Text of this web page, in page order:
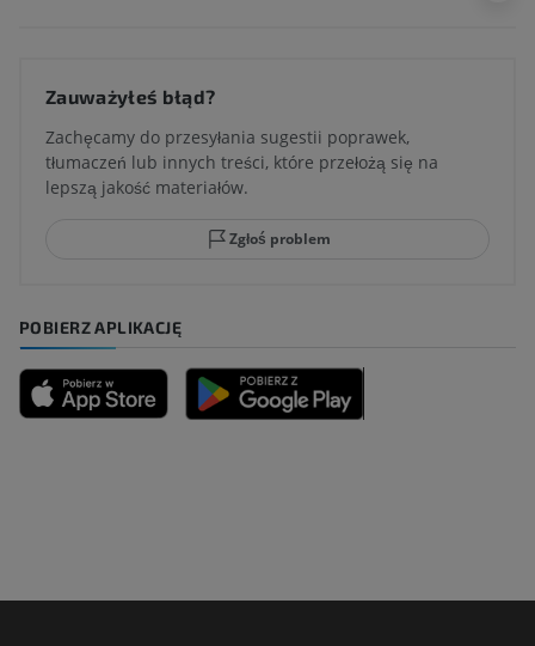
Zauważyłeś błąd?
Zachęcamy do przesyłania sugestii poprawek,
tłumaczeń lub innych treści, które przełożą się na
lepszą jakość materiałów.
Zgłoś problem
POBIERZ APLIKACJĘ